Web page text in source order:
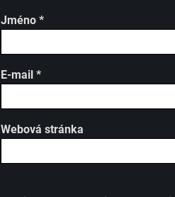
Jméno *
E-mail *
Webová stránka